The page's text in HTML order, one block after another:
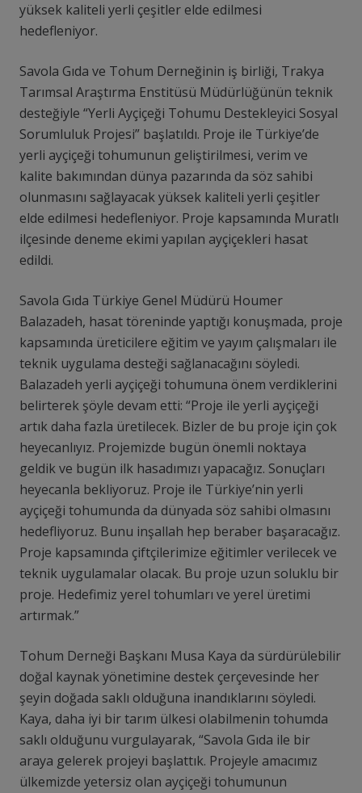
yüksek kaliteli yerli çeşitler elde edilmesi
hedefleniyor.
Savola Gıda ve Tohum Derneğinin iş birliği, Trakya
Tarımsal Araştırma Enstitüsü Müdürlüğünün teknik
desteğiyle “Yerli Ayçiçeği Tohumu Destekleyici Sosyal
Sorumluluk Projesi” başlatıldı. Proje ile Türkiye’de
yerli ayçiçeği tohumunun geliştirilmesi, verim ve
kalite bakımından dünya pazarında da söz sahibi
olunmasını sağlayacak yüksek kaliteli yerli çeşitler
elde edilmesi hedefleniyor. Proje kapsamında Muratlı
ilçesinde deneme ekimi yapılan ayçiçekleri hasat
edildi.
Savola Gıda Türkiye Genel Müdürü Houmer
Balazadeh, hasat töreninde yaptığı konuşmada, proje
kapsamında üreticilere eğitim ve yayım çalışmaları ile
teknik uygulama desteği sağlanacağını söyledi.
Balazadeh yerli ayçiçeği tohumuna önem verdiklerini
belirterek şöyle devam etti: “Proje ile yerli ayçiçeği
artık daha fazla üretilecek. Bizler de bu proje için çok
heyecanlıyız. Projemizde bugün önemli noktaya
geldik ve bugün ilk hasadımızı yapacağız. Sonuçları
heyecanla bekliyoruz. Proje ile Türkiye’nin yerli
ayçiçeği tohumunda da dünyada söz sahibi olmasını
hedefliyoruz. Bunu inşallah hep beraber başaracağız.
Proje kapsamında çiftçilerimize eğitimler verilecek ve
teknik uygulamalar olacak. Bu proje uzun soluklu bir
proje. Hedefimiz yerel tohumları ve yerel üretimi
artırmak.”
Tohum Derneği Başkanı Musa Kaya da sürdürülebilir
doğal kaynak yönetimine destek çerçevesinde her
şeyin doğada saklı olduğuna inandıklarını söyledi.
Kaya, daha iyi bir tarım ülkesi olabilmenin tohumda
saklı olduğunu vurgulayarak, “Savola Gıda ile bir
araya gelerek projeyi başlattık. Projeyle amacımız
ülkemizde yetersiz olan ayçiçeği tohumunun